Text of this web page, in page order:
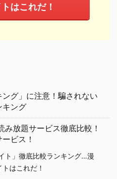
はこれだ！
ング」に注意！騙されない
キング
み放題サービス徹底比較！
ビス！
ト」徹底比較ランキング…漫
はこれだ！